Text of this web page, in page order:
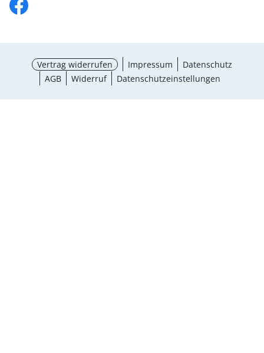
Vertrag widerrufen Impressum
Datenschutz
AGB
Widerruf Datenschutzeinstellungen